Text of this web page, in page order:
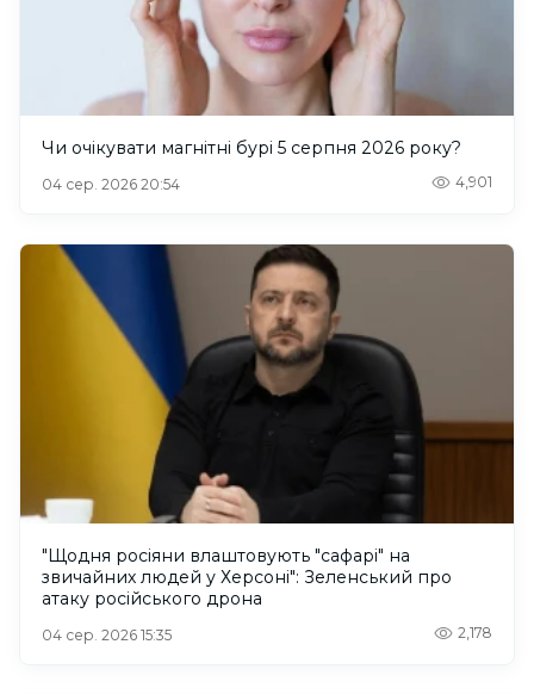
Чи очікувати магнітні бурі 5 серпня 2026 року?
04 сер. 2026 20:54 4,901
"Щодня росіяни влаштовують "сафарі" на
звичайних людей у Херсоні": Зеленський про
атаку російського дрона
04 сер. 2026 15:35 2,178